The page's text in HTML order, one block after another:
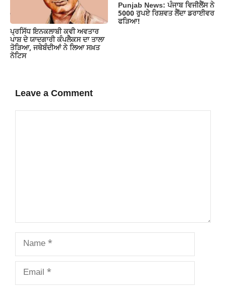
ਪ੍ਰਸਿੱਧ ਇਨਕਲਾਬੀ ਕਵੀ ਅਵਤਾਰ
ਪਾਸ਼ ਦੇ ਯਾਦਗਾਰੀ ਕੰਪਲੈਕਸ ਦਾ ਤਾਲਾ
ਤੋੜਿਆ, ਜਥੇਬੰਦੀਆਂ ਨੇ ਲਿਆ ਸਖ਼ਤ
ਨੋਟਿਸ
Punjab News: ਪੰਜਾਬ ਵਿਜੀਲੈਂਸ ਨੇ
5000 ਰੁਪਏ ਰਿਸ਼ਵਤ ਲੈਂਦਾ ਡਰਾਈਵਰ
ਫੜਿਆ!
Leave a Comment
Name
Email